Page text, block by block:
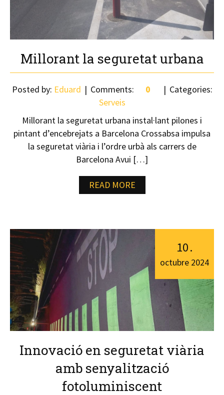
Millorant la seguretat urbana
Posted by: Eduard Comments: 0
Categories:
Serveis
Millorant la seguretat urbana instal·lant pilones i
pintant d’encebrejats a Barcelona Crossabsa impulsa
la seguretat viària i l’ordre urbà als carrers de
Barcelona Avui […]
READ MORE
Innovació en seguretat viària
amb senyalització
fotoluminiscent
10.
octubre 2024